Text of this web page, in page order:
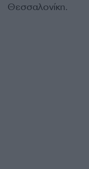
Θεσσαλονίκη.